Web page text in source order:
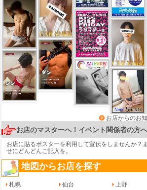
お店からのお
お店のマスターへ！イベント関係者の方へ
お店に貼るポスターを利用して宣伝をしませんか？ま
せにどんどんご記入を。
地図からお店を探す
札幌 仙台 上野